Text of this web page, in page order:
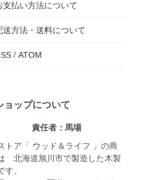
支払い方法について
送方法・送料について
/ ATOM
ョップについて
責任者：馬場
トア「 ウッド＆ライフ 」の商
北海道旭川市で製造した木製
す。